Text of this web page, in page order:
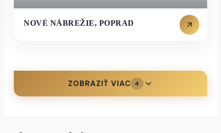
NOVÉ NÁBREŽIE, POPRAD
ZOBRAZIŤ VIAC 4